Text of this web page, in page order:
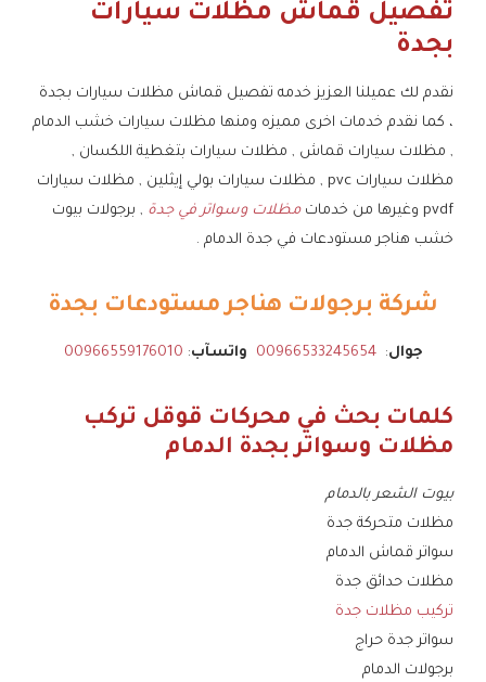
تفصيل قماش مظلات سيارات
بجدة
نقدم لك عميلنا العزيز خدمه تفصيل قماش مظلات سيارات بجدة
، كما نقدم خدمات اخرى مميزه ومنها مظلات سيارات خشب الدمام
, مظلات سيارات قماش , مظلات سيارات بتغطية اللكسان ,
مظلات سيارات pvc , مظلات سيارات بولي إيثلين , مظلات سيارات
pvdf وغيرها من خدمات
مظلات وسواتر في جدة , برجولات بيوت
خشب هناجر مستودعات في جدة الدمام .
شركة برجولات هناجر مستودعات بجدة
جوال:
00966533245654 واتسآب:
00966559176010
كلمات بحث في محركات قوقل تركب
مظلات وسواتر بجدة الدمام
بيوت الشعر بالدمام
مظلات متحركة جدة
سواتر قماش الدمام
مظلات حدائق جدة
تركيب مظلات جدة
سواتر جدة حراج
برجولات الدمام